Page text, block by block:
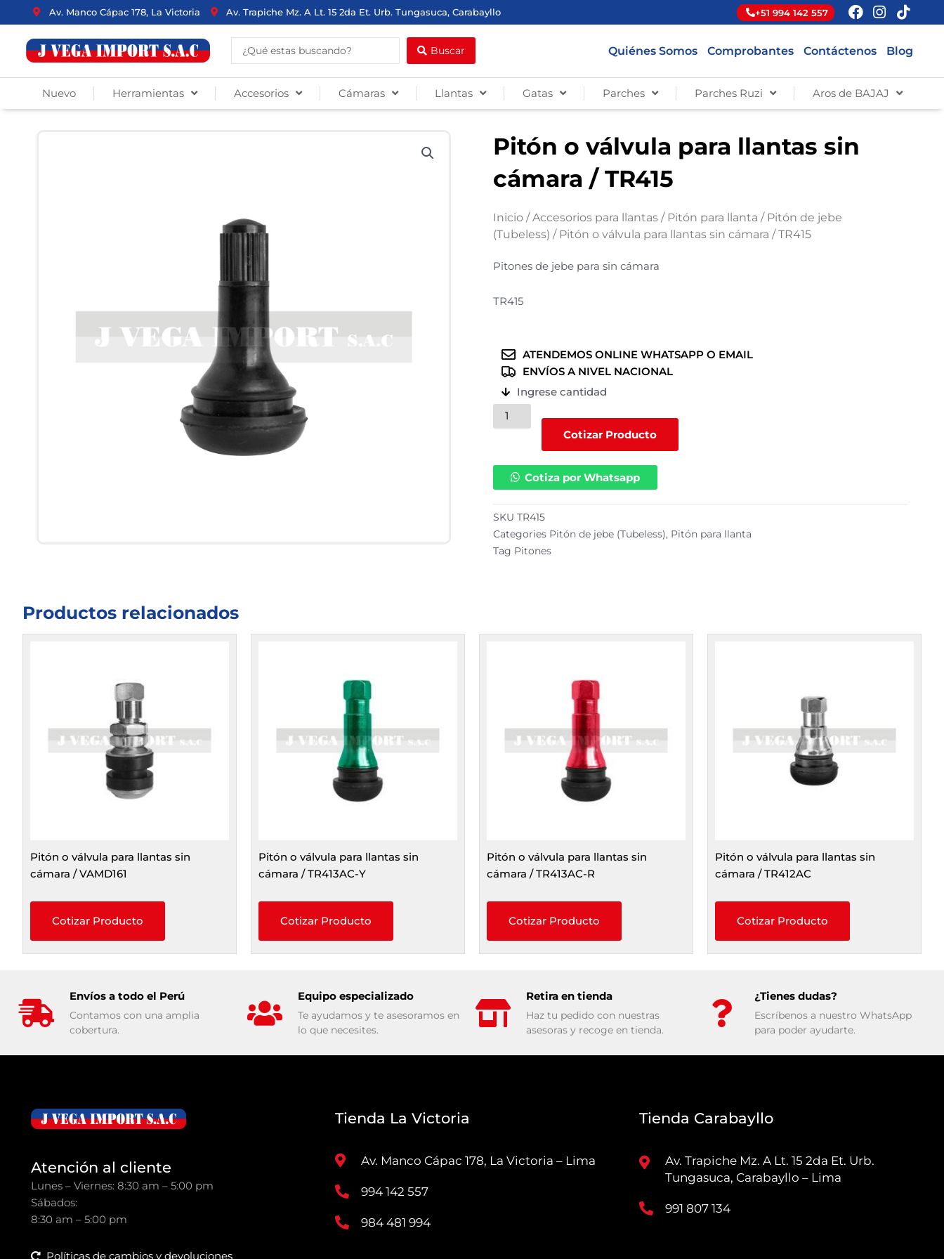
al
contenido
Av. Manco Cápac 178, La Victoria Av. Trapiche Mz. A Lt. 15 2da Et. Urb. Tungasuca, Carabayllo +51 994 142 557
Search
...
Buscar Quiénes Somos Comprobantes Contáctenos Blog
Nuevo Herramientas Accesorios Cámaras Llantas Gatas Parches Parches Ruzi Aros de BAJAJ
Pitón o válvula para llantas sin
cámara / TR415
Inicio /Accesorios para llantas / Pitón para llanta / Pitón de jebe
(Tubeless) / Pitón o válvula para llantas sin cámara / TR415
Pitones de jebe para sin cámara
TR415
ATENDEMOS ONLINE WHATSAPP O EMAIL
ENVÍOS A NIVEL NACIONAL
Ingrese cantidad
Pitón
o
llantas
cámara
/
TR415
Cotizar Producto
Cotiza por Whatsapp
SKU TR415
Categories Pitón de jebe (Tubeless), Pitón para llanta
Tag Pitones
Productos relacionados
Pitón o válvula para llantas sin
cámara / VAMD161
Cotizar Producto
Pitón o válvula para llantas sin
cámara / TR413AC-Y
Cotizar Producto
Pitón o válvula para llantas sin
cámara / TR413AC-R
Cotizar Producto
Pitón o válvula para llantas sin
cámara / TR412AC
Cotizar Producto
Envíos a todo el Perú
Contamos con una amplia
cobertura.
Equipo especializado
Te ayudamos y te asesoramos en
lo que necesites.
Retira en tienda
Haz tu pedido con nuestras
asesoras y recoge en tienda.
¿Tienes dudas?
Escríbenos a nuestro WhatsApp
para poder ayudarte.
Atención al cliente
Lunes – Viernes: 8:30 am – 5:00 pm
Sábados:
8:30 am – 5:00 pm
Políticas de cambios y devoluciones
Tienda La Victoria
Av. Manco Cápac 178, La Victoria – Lima
994 142 557
984 481 994
Tienda Carabayllo
Av. Trapiche Mz. A Lt. 15 2da Et. Urb.
Tungasuca, Carabayllo – Lima
991 807 134